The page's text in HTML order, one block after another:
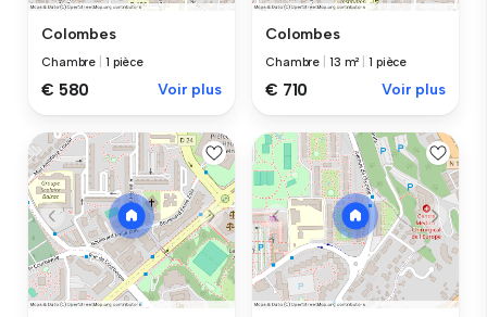
Colombes
Chambre 1 pièce
€ 580 Voir plus
Colombes
Chambre 13 m² |1 pièce
€ 710 Voir plus